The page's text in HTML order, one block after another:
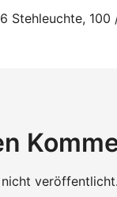
Stehleuchte,
veröffentlicht.